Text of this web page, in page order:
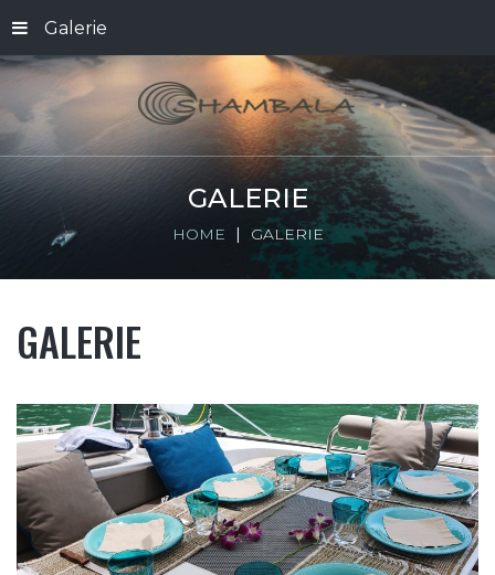
Galerie
GALERIE
HOME GALERIE
GALERIE